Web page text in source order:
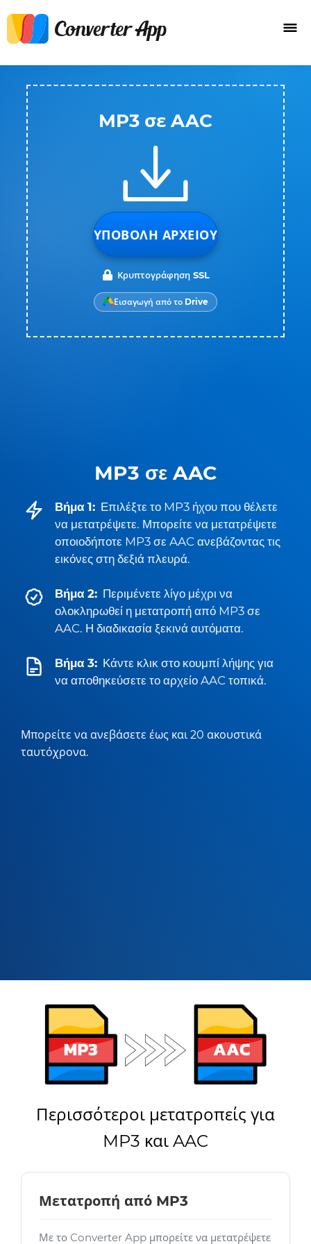
MP3 σε AAC
Βήμα 1: Επιλέξτε το MP3 ήχου που θέλετε
να μετατρέψετε. Μπορείτε να μετατρέψετε
οποιοδήποτε MP3 σε AAC ανεβάζοντας τις
εικόνες στη δεξιά πλευρά.
Βήμα 2: Περιμένετε λίγο μέχρι να
ολοκληρωθεί η μετατροπή από MP3 σε
AAC. Η διαδικασία ξεκινά αυτόματα.
Βήμα 3: Κάντε κλικ στο κουμπί λήψης για
να αποθηκεύσετε το αρχείο AAC τοπικά.
Μπορείτε να ανεβάσετε έως και 20 ακουστικά
ταυτόχρονα.
MP3 σε AAC
ΥΠΟΒΟΛΉ ΑΡΧΕΊΟΥ
Κρυπτογράφηση SSL
Εισαγωγή από το Drive
Περισσότεροι μετατροπείς για
MP3 και AAC
Μετατροπή από MP3
Με το Converter App μπορείτε να μετατρέψετε